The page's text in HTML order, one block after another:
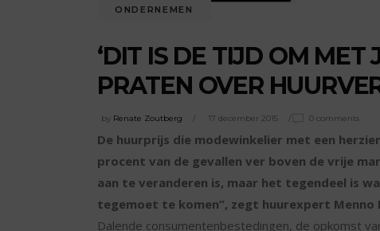
ONDERNEMEN
‘DIT IS DE TIJD OM MET
PRATEN OVER
by Renate Zoutberg 17 december 2015 0 comments
De huurprijs die modewinkelier met een
procent van de gevallen ver boven de vrije
aan te veranderen is, maar het tegendeel is
tegemoet te komen”, zegt huurexpert Menno
Dalende consumentenbestedingen, de opkomst